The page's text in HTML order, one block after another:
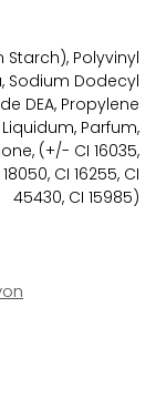
Polyvinyl
Sodium Dodecyl
DEA, Propylene
Parfum,
(+/- CI 16035,
CI 16255, CI
45430, CI 15985)